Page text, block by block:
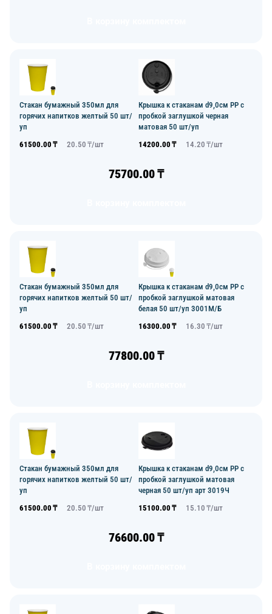
Стакан бумажный 350мл для
горячих напитков желтый 50 шт/
уп
61500.00 ₸ 20.50 ₸/шт
Крышка к стаканам d9,0см PP с
пробкой заглушкой черная
матовая 50 шт/уп
14200.00 ₸ 14.20 ₸/шт
75700.00₸
Стакан бумажный 350мл для
горячих напитков желтый 50 шт/
уп
61500.00 ₸ 20.50 ₸/шт
Крышка к стаканам d9,0см PP с
пробкой заглушкой матовая
белая 50 шт/уп 3001М/Б
16300.00 ₸ 16.30 ₸/шт
77800.00₸
Стакан бумажный 350мл для
горячих напитков желтый 50 шт/
уп
61500.00 ₸ 20.50 ₸/шт
Крышка к стаканам d9,0см PP с
пробкой заглушкой матовая
черная 50 шт/уп арт 3019Ч
15100.00 ₸ 15.10 ₸/шт
76600.00₸